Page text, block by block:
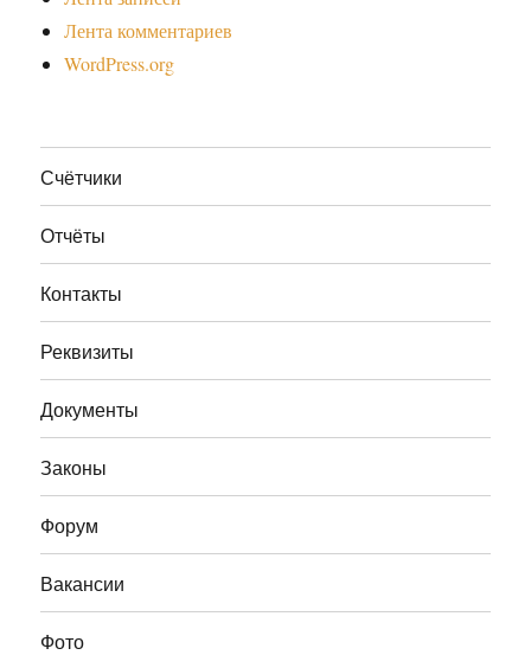
Лента комментариев
WordPress.org
Счётчики
Отчёты
Контакты
Реквизиты
Документы
Законы
Форум
Вакансии
Фото